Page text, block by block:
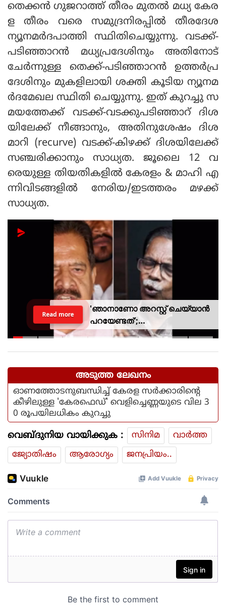
തെക്കൻ ഗുജറാത്ത് തീരം മുതൽ മധ്യ കേര
ള തീരം വരെ സമുദ്രനിരപ്പിൽ തീരദേശ
ന്യൂനമർദപാത്തി സ്ഥിതിചെയ്യുന്നു. വടക്ക്-
പടിഞ്ഞാറൻ മധ്യപ്രദേശിനും അതിനോട്
ചേർന്നുള്ള തെക്ക്-പടിഞ്ഞാറൻ ഉത്തർപ്ര
ദേശിനും മുകളിലായി ശക്തി കൂടിയ ന്യൂനമ
ർദമേഖല സ്ഥിതി ചെയ്യുന്നു. ഇത് കുറച്ചു സ
മയത്തേക്ക് വടക്ക്-വടക്കുപടിഞ്ഞാറ് ദിശ
യിലേക്ക് നീങ്ങാനും, അതിനുശേഷം ദിശ
മാറി (recurve) വടക്ക്-കിഴക്ക് ദിശയിലേക്ക്
സഞ്ചരിക്കാനും സാധ്യത. ജൂലൈ 12 വ
രെയുള്ള തിയതികളിൽ കേരളം & മാഹി എ
ന്നിവിടങ്ങളിൽ നേരിയ/ഇടത്തരം മഴക്ക്
സാധ്യത.
'ഞാനാണോ അറസ്റ്റ് ചെയ്യാൻ
പറയേണ്ടത്';
ടി.ജി.മോഹൻദാസിനെതിരായ
Read more
അടുത്ത ലേഖനം
ഓണത്തോടനുബന്ധിച്ച് കേരള സര്‍ക്കാരിന്റെ
കീഴിലുള്ള 'കേരഫെഡ്' വെളിച്ചെണ്ണയുടെ വില 3
0 രൂപയിലധികം കുറച്ചു
വെബ്ദുനിയ വായിക്കുക : സിനിമ
വാര്‍ത്ത
ജ്യോതിഷം
ആരോഗ്യം ജനപ്രിയം..